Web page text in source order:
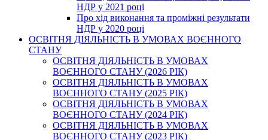
НДР у 2021 році
Про хід виконання та проміжні результати
НДР у 2020 році
ОСВІТНЯ ДІЯЛЬНІСТЬ В УМОВАХ ВОЄННОГО
СТАНУ
ОСВІТНЯ ДІЯЛЬНІСТЬ В УМОВАХ
ВОЄННОГО СТАНУ (2026 РІК)
ОСВІТНЯ ДІЯЛЬНІСТЬ В УМОВАХ
ВОЄННОГО СТАНУ (2025 РІК)
ОСВІТНЯ ДІЯЛЬНІСТЬ В УМОВАХ
ВОЄННОГО СТАНУ (2024 РІК)
ОСВІТНЯ ДІЯЛЬНІСТЬ В УМОВАХ
ВОЄННОГО СТАНУ (2023 РІК)